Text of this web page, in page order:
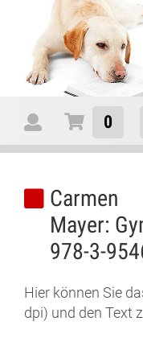
Carmen
Mayer:
978-3-
Hier können Sie
dpi) und den Text
0